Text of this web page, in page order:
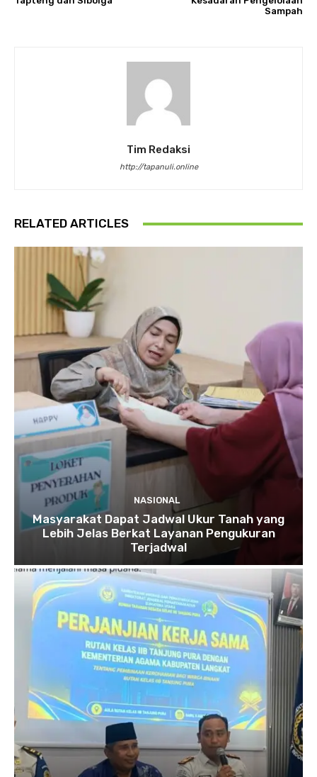
Sampah
Tim Redaksi
http://tapanuli.online
RELATED ARTICLES
NASIONAL
Masyarakat Dapat Jadwal Ukur Tanah yang
Lebih Jelas Berkat Layanan Pengukuran
Terjadwal